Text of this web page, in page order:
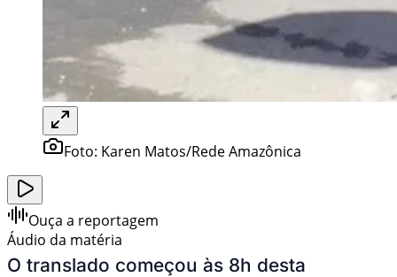
Foto: Karen Matos/Rede Amazônica
Ouça a reportagem
Áudio da matéria
O translado começou às 8h desta